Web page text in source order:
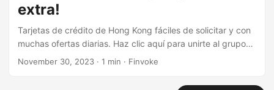
extra!
Tarjetas de crédito de Hong Kong fáciles de solicitar y con
muchas ofertas diarias. Haz clic aquí para unirte al grupo
de discusión y obtener la información más reciente
November 30, 2023 · 1 min · Finvoke